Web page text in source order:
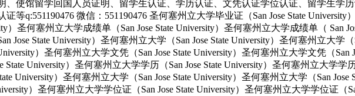
使馆留学回国人员证明、留学生认证、学历认证、文凭认证学位认证、留学生学
q:551190476 微信：551190476 圣何塞州立大学毕业证（San Jose State University
）圣何塞州立大学成绩单（San Jose State University）圣何塞州立大学成绩单（ San
Jose State University）圣何塞州立大学（San Jose State University）圣何塞州立大学
）圣何塞州立大学文凭（San Jose State University）圣何塞州立大学文凭（
State University）圣何塞州立大学学历（San Jose State University）圣何塞州立大学学
University）圣何塞州立大学（San Jose State University）圣何塞州立大学（San
）圣何塞州立大学学位证（San Jose State University）圣何塞州立大学学位证（